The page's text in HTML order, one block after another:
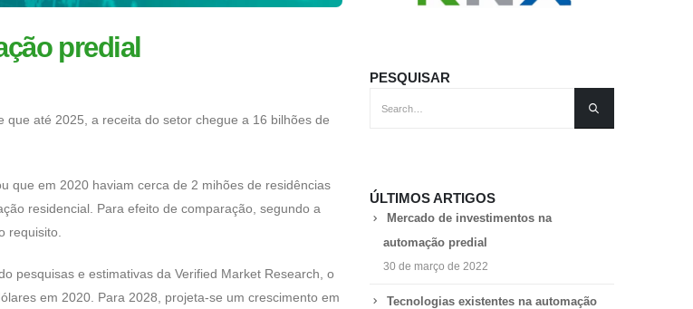
predial
até 2025, a receita do setor chegue a 16 bilhões de
que em 2020 haviam cerca de 2 mihões de residências
residencial. Para efeito de comparação, segundo a
requisito.
pesquisas e estimativas da Verified Market Research, o
em 2020. Para 2028, projeta-se um crescimento em
PESQUISAR
ÚLTIMOS ARTIGOS
Mercado de investimentos na
automação predial
30 de março de 2022
Tecnologias existentes na automação